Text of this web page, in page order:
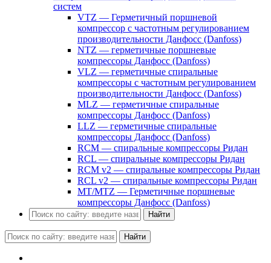
систем
VTZ — Герметичный поршневой
компрессор с частотным регулированием
производительности Данфосс (Danfoss)
NTZ — герметичные поршневые
компрессоры Данфосс (Danfoss)
VLZ — герметичные спиральные
компрессоры с частотным регулированием
производительности Данфосс (Danfoss)
MLZ — герметичные спиральные
компрессоры Данфосс (Danfoss)
LLZ — герметичные спиральные
компрессоры Данфосс (Danfoss)
RCM — спиральные компрессоры Ридан
RCL — спиральные компрессоры Ридан
RCM v2 — спиральные компрессоры Ридан
RCL v2 — спиральные компрессоры Ридан
MT/MTZ — Герметичные поршневые
компрессоры Данфосс (Danfoss)
Найти
Найти